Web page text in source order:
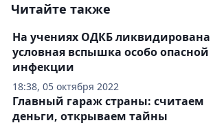
Читайте также
18:38, 05 октября 2022
На учениях ОДКБ ликвидирована
условная вспышка особо опасной
инфекции
Главный гараж страны: считаем
деньги, открываем тайны